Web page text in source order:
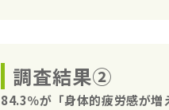
調査結果②
84.3％が「身体的疲労感が増